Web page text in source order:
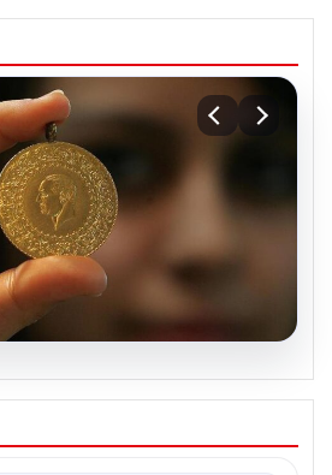
Güncel Altın Fiyatları ve